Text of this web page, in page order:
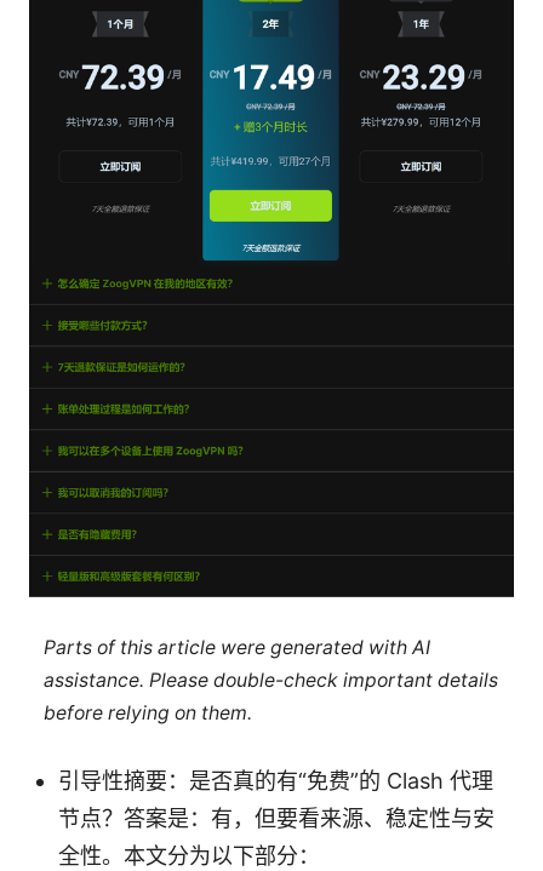
Parts of this article were generated with AI
assistance. Please double-check important details
before relying on them.
引导性摘要：是否真的有“免费”的 Clash 代理
节点？答案是：有，但要看来源、稳定性与安
全性。本文分为以下部分：